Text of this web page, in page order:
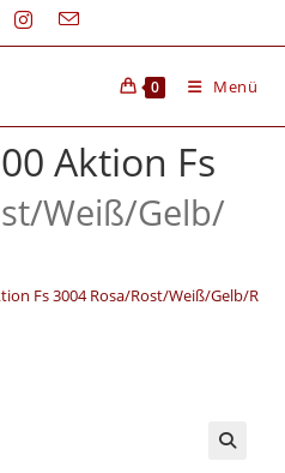
0 Menü
Aktion Fs
Weiß/Gelb/
Fs 3004 Rosa/Rost/Weiß/Gelb/Rot/